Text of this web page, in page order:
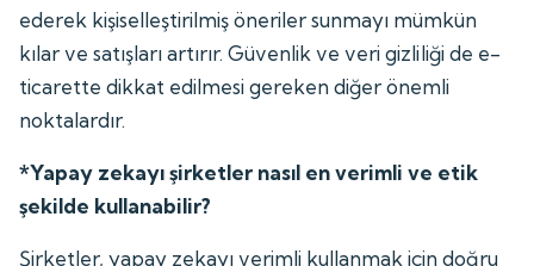
ederek kişiselleştirilmiş öneriler sunmayı mümkün
kılar ve satışları artırır. Güvenlik ve veri gizliliği de e-
ticarette dikkat edilmesi gereken diğer önemli
noktalardır.
*Yapay zekayı şirketler nasıl en verimli ve etik
şekilde kullanabilir?
Şirketler, yapay zekayı verimli kullanmak için doğru